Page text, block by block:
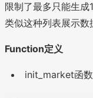
限制了最多只能生
类似这种列表展示
Function定义
init_market函数